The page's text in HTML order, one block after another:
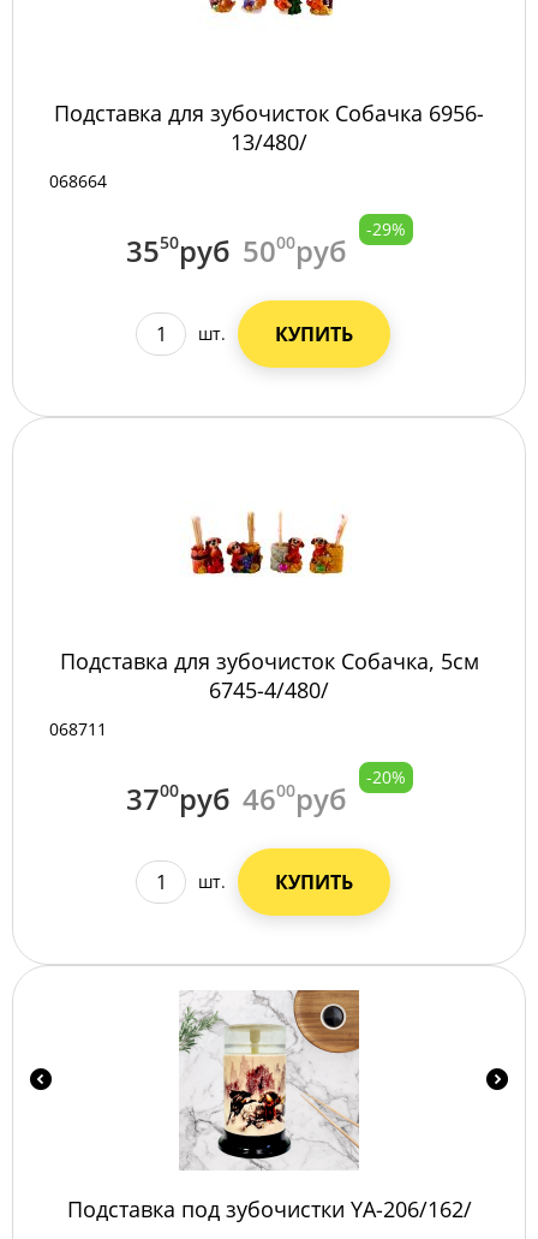
Подставка для зубочисток Собачка 6956-
13/480/
068664
3550руб 5000руб
-29%
шт. КУПИТЬ
Подставка для зубочисток Собачка, 5см
6745-4/480/
068711
3700руб 4600руб
-20%
шт. КУПИТЬ
Подставка под зубочистки YA-206/162/